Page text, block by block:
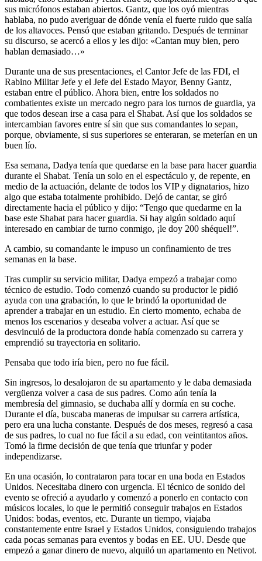
sus micrófonos estaban abiertos. Gantz, que los oyó mientras
hablaba, no pudo averiguar de dónde venía el fuerte ruido que salía
de los altavoces. Pensó que estaban gritando. Después de terminar
su discurso, se acercó a ellos y les dijo: «Cantan muy bien, pero
hablan demasiado…»
Durante una de sus presentaciones, el Cantor Jefe de las FDI, el
Rabino Militar Jefe y el Jefe del Estado Mayor, Benny Gantz,
estaban entre el público. Ahora bien, entre los soldados no
combatientes existe un mercado negro para los turnos de guardia, ya
que todos desean irse a casa para el Shabat. Así que los soldados se
intercambian favores entre sí sin que sus comandantes lo sepan,
porque, obviamente, si sus superiores se enteraran, se meterían en un
buen lío.
Esa semana, Dadya tenía que quedarse en la base para hacer guardia
durante el Shabat. Tenía un solo en el espectáculo y, de repente, en
medio de la actuación, delante de todos los VIP y dignatarios, hizo
algo que estaba totalmente prohibido. Dejó de cantar, se giró
directamente hacia el público y dijo: “Tengo que quedarme en la
base este Shabat para hacer guardia. Si hay algún soldado aquí
interesado en cambiar de turno conmigo, ¡le doy 200 shéquel!”.
A cambio, su comandante le impuso un confinamiento de tres
semanas en la base.
Tras cumplir su servicio militar, Dadya empezó a trabajar como
técnico de estudio. Todo comenzó cuando su productor le pidió
ayuda con una grabación, lo que le brindó la oportunidad de
aprender a trabajar en un estudio. En cierto momento, echaba de
menos los escenarios y deseaba volver a actuar. Así que se
desvinculó de la productora donde había comenzado su carrera y
emprendió su trayectoria en solitario.
Pensaba que todo iría bien, pero no fue fácil.
Sin ingresos, lo desalojaron de su apartamento y le daba demasiada
vergüenza volver a casa de sus padres. Como aún tenía la
membresía del gimnasio, se duchaba allí y dormía en su coche.
Durante el día, buscaba maneras de impulsar su carrera artística,
pero era una lucha constante. Después de dos meses, regresó a casa
de sus padres, lo cual no fue fácil a su edad, con veintitantos años.
Tomó la firme decisión de que tenía que triunfar y poder
independizarse.
En una ocasión, lo contrataron para tocar en una boda en Estados
Unidos. Necesitaba dinero con urgencia. El técnico de sonido del
evento se ofreció a ayudarlo y comenzó a ponerlo en contacto con
músicos locales, lo que le permitió conseguir trabajos en Estados
Unidos: bodas, eventos, etc. Durante un tiempo, viajaba
constantemente entre Israel y Estados Unidos, consiguiendo trabajos
cada pocas semanas para eventos y bodas en EE. UU. Desde que
empezó a ganar dinero de nuevo, alquiló un apartamento en Netivot.